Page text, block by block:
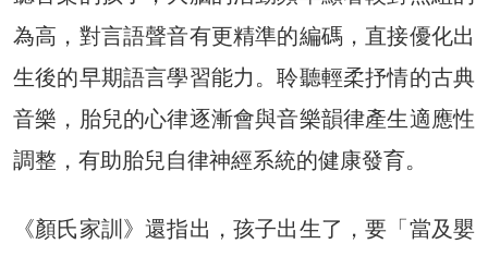
為高，對言語聲音有更精準的編碼，直接優化出
生後的早期語言學習能力。聆聽輕柔抒情的古典
音樂，胎兒的心律逐漸會與音樂韻律產生適應性
調整，有助胎兒自律神經系統的健康發育。
《顏氏家訓》還指出，孩子出生了，要「當及嬰